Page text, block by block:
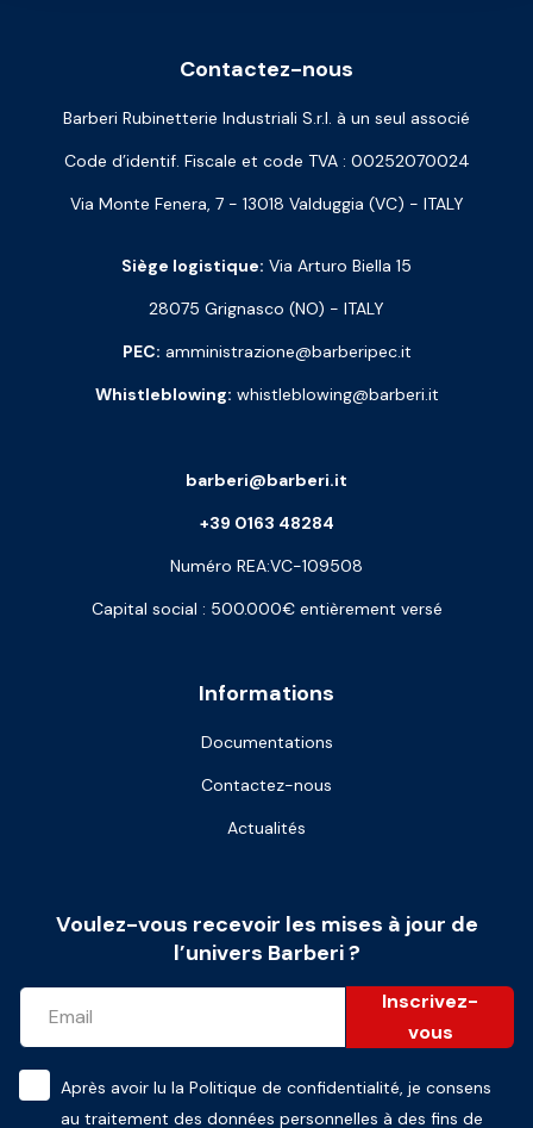
Contactez-nous
Barberi Rubinetterie Industriali S.r.l. à un seul associé
Code d’identif. Fiscale et code TVA : 00252070024
Via Monte Fenera, 7 - 13018 Valduggia (VC) - ITALY
Siège logistique: Via Arturo Biella 15
28075 Grignasco (NO) - ITALY
PEC: amministrazione@barberipec.it
Whistleblowing: whistleblowing@barberi.it
Informations
Documentations
Contactez-nous
Actualités
barberi@barberi.it
+39 0163 48284
Numéro REA:VC-109508
Capital social : 500.000€ entièrement versé
Voulez-vous recevoir les mises à jour de
l’univers Barberi ?
Inscrivez-
vous
Après avoir lu la Politique de confidentialité, je consens
au traitement des données personnelles à des fins de